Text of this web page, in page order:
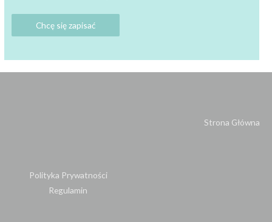
Strona Główna
Polityka Prywatności
Regulamin